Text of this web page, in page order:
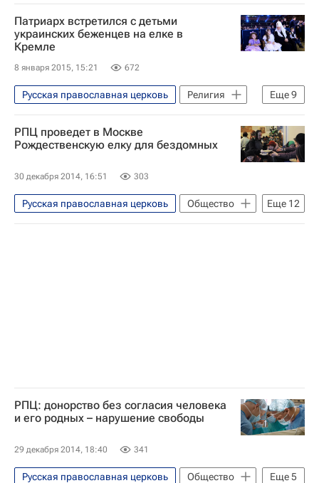
Жизнь без преград
Московская область (Подмосковье)
Со-единение (фонд)
Патриарх встретился с детьми
украинских беженцев на елке в
Кремле
8 января 2015, 15:21 672
Еще9
Русская православная церковь
Религия
Православное Рождество - 2015
Жизнь без преград
Донбасс
Патриарх Кирилл (Владимир Гундяев)
Рождество Христово
Вооруженный конфликт на востоке Украины (2014)
РПЦ проведет в Москве
Рождественскую елку для бездомных
30 декабря 2014, 16:51 303
Еще 12
Русская православная церковь
Общество
Анонсы - Религия и мировоззрение
РПЦ: донорство без согласия человека
и его родных – нарушение свободы
29 декабря 2014, 18:40 341
Еще5
Русская православная церковь
Общество